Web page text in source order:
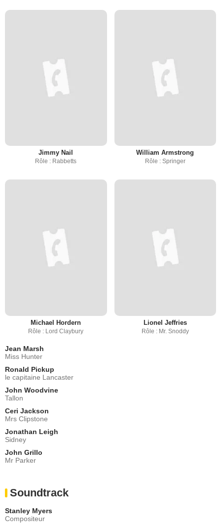
Jimmy Nail
Rôle : Rabbetts
William Armstrong
Rôle : Springer
Michael Hordern
Rôle : Lord Claybury
Lionel Jeffries
Rôle : Mr. Snoddy
Jean Marsh
Miss Hunter
Ronald Pickup
le capitaine Lancaster
John Woodvine
Tallon
Ceri Jackson
Mrs Clipstone
Jonathan Leigh
Sidney
John Grillo
Mr Parker
Soundtrack
Stanley Myers
Compositeur